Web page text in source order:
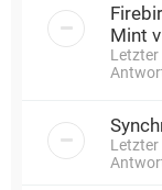
Mint
Letzter
Letzter